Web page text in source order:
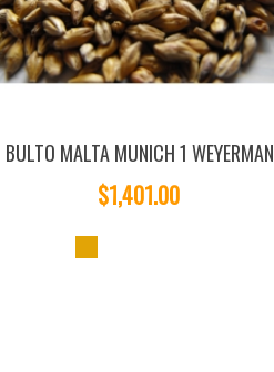
BULTO MALTA MUNICH 1
$1,401.00